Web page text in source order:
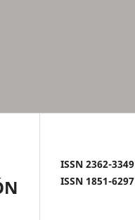
ISSN 2362-
ISSN 1851-